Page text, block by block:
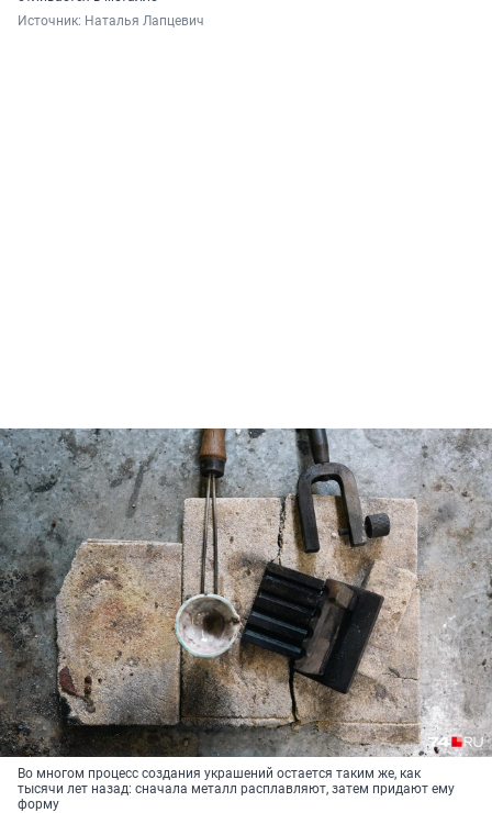
Источник: Наталья Лапцевич
Во многом процесс создания украшений остается таким же, как
тысячи лет назад: сначала металл расплавляют, затем придают ему
форму